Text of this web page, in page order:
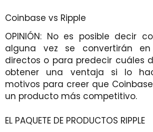
Coinbase vs Ripple
OPINIÓN: No es posible decir
alguna vez se convertirán en
directos o para predecir cuáles
obtener una ventaja si lo
motivos para creer que
un producto más competitivo.
EL PAQUETE DE PRODUCTOS RIPPLE